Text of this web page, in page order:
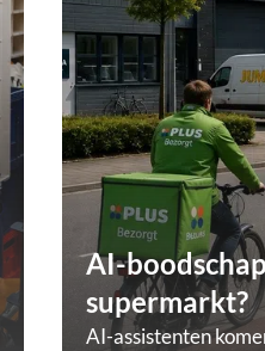
AI-
supermarkt?
AI-assistenten